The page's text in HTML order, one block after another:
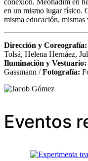
en un mismo lugar físico.
misma educación,
Dirección y Coreografía:
Tolsá, Helena Hernáez,
Iluminación y Vestuario:
Gassmann /Fotografía:
Eventos